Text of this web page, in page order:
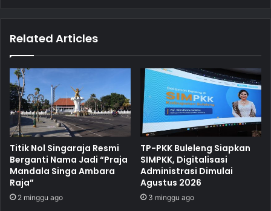
Related Articles
Titik Nol Singaraja Resmi
Berganti Nama Jadi “Praja
Mandala Singa Ambara
Raja”
2 minggu ago
TP-PKK Buleleng Siapkan
SIMPKK, Digitalisasi
Administrasi Dimulai
Agustus 2026
3 minggu ago